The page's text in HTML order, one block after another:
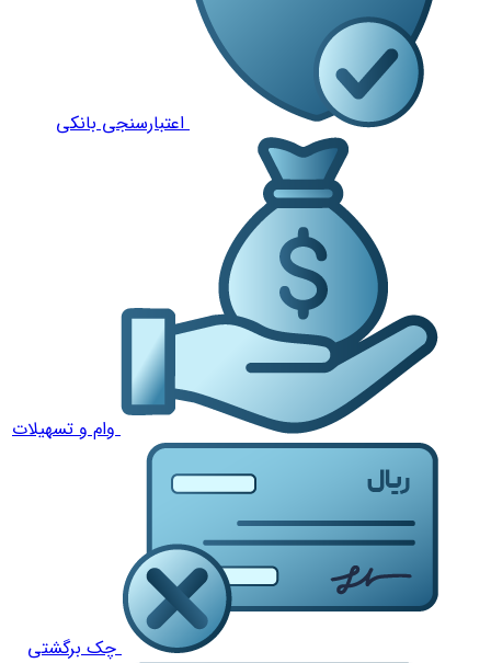
اعتبارسنجی بانکی
وام و تسهیلات
چک برگشتی